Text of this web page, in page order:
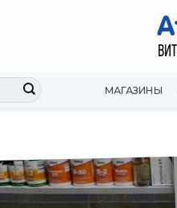
МАГАЗИНЫ